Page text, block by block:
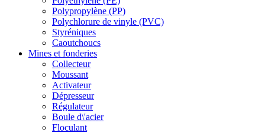
Polypropylène (PP)
Polychlorure de vinyle (PVC)
Styréniques
Caoutchoucs
Mines et fonderies
Collecteur
Moussant
Activateur
Dépresseur
Régulateur
Boule d\'acier
Floculant